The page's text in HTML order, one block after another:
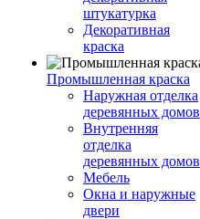
штукатурка
Декоративная
краска
Промышленная краска
Наружная отделка
деревянных домов
Внутренняя
отделка
деревянных домов
Мебель
Окна и наружные
двери